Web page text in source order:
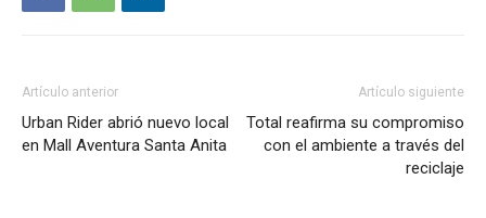
Artículo anterior
Urban Rider abrió nuevo local
en Mall Aventura Santa Anita
Artículo siguiente
Total reafirma su compromiso
con el ambiente a través del
reciclaje